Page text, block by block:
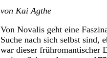
von Kai Agthe
Von Novalis geht eine
Suche nach sich selbst sind,
war dieser frühromantischer